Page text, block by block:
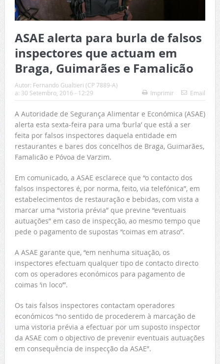
ASAE alerta para burla de falsos
inspectores que actuam em
Braga, Guimarães e Famalicão
Autor: Fernando Gualtieri (CP 7889-A)
a: 30 Setembro, 2016 - 12:29 Imprimir Email
A Autoridade de Segurança Alimentar e Económica (ASAE)
alerta esta sexta-feira para uma ‘burla’ que está a ser
feita por falsos inspectores daquela entidade em
restaurantes e bares dos concelhos de Braga, Guimarães,
Famalicão e Póvoa de Varzim.
Em comunicado, a ASAE esclarece que “o contacto dos
falsos inspectores é, por norma, feito, via telefónica”, em
estabelecimentos de restauração e bebidas, com vista a
marcar uma “vistoria prévia” que previne “eventuais
autuações” em caso de inspecção, ao mesmo tempo que
pede o pagamento de supostas “coimas em atraso”.
A ASAE garante que, “em nenhuma situação, os
inspectores efectuam qualquer tipo de contacto directo
com os operadores económicos para pagamento de
coimas ‘in loco’”.
Os tais falsos inspectores contactam operadores
económicos “no sentido de procederem à marcação de
uma vistoria prévia a efectuar por um suposto inspector
da ASAE com o objectivo de prevenir eventuais autuações
em consequência de inspecção da ASAE”.